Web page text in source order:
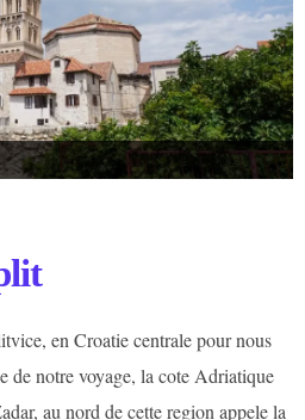
en Croatie centrale pour nous
de notre voyage, la cote Adriatique
au nord de cette region appele la